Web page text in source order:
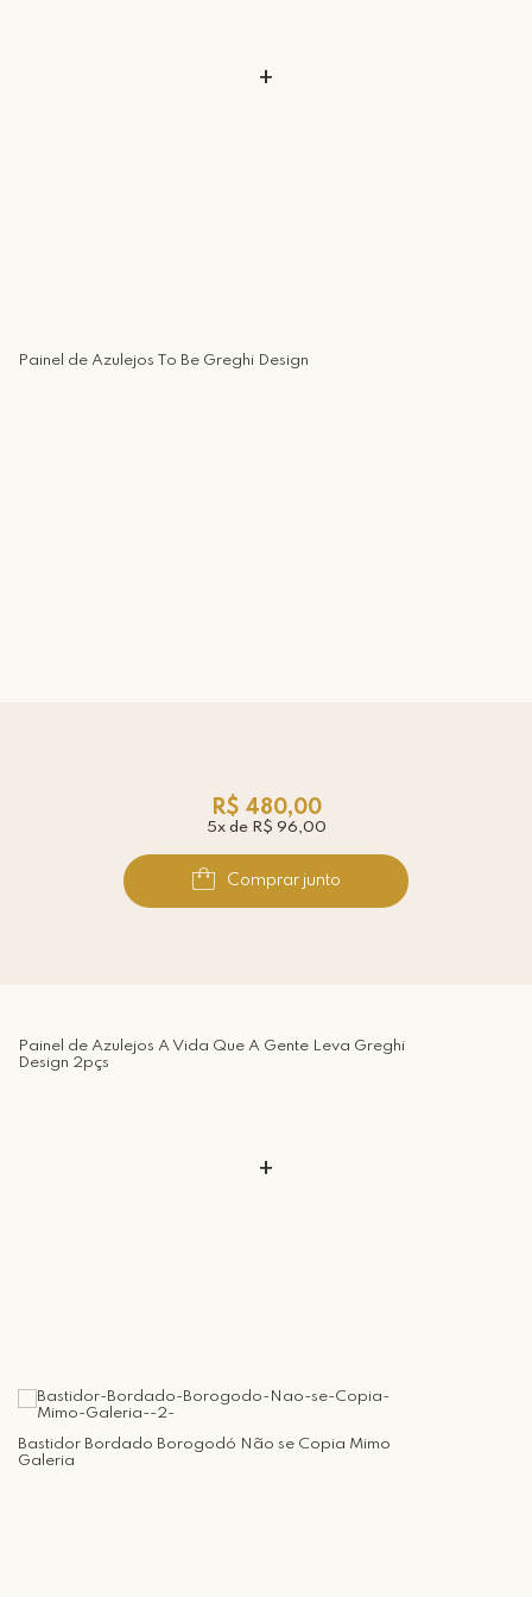
+
Painel de Azulejos To Be Greghi Design
R$ 480,00
5x de R$ 96,00
Comprar junto
Painel de Azulejos A Vida Que A Gente Leva Greghi
Design 2pçs
+
Bastidor Bordado Borogodó Não se Copia Mimo
Galeria